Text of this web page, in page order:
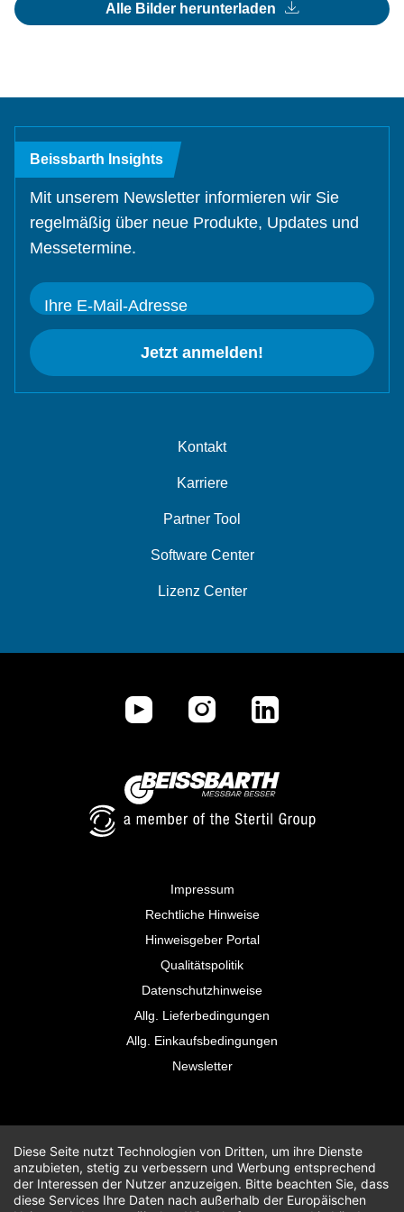
Alle Bilder herunterladen
Kontakt
Karriere
Partner Tool
Software Center
Lizenz Center
Beissbarth Insights
Mit unserem Newsletter informieren wir Sie
regelmäßig über neue Produkte, Updates und
Messetermine.
Ihre E-Mail-Adresse
Jetzt anmelden!
Impressum
Rechtliche Hinweise
Hinweisgeber Portal
Qualitätspolitik
Datenschutzhinweise
Allg. Lieferbedingungen
Allg. Einkaufsbedingungen
Newsletter
Diese Seite nutzt Technologien von Dritten, um ihre Dienste
anzubieten, stetig zu verbessern und Werbung entsprechend
der Interessen der Nutzer anzuzeigen. Bitte beachten Sie, dass
diese Services Ihre Daten nach außerhalb der Europäischen